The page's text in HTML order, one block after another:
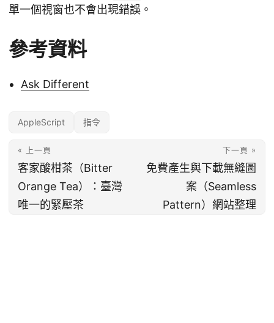
單一個視窗也不會出現錯誤。
參考資料
Ask Different
AppleScript 指令
« 上一頁
客家酸柑茶（Bitter
Orange Tea）：臺灣
唯一的緊壓茶
下一頁 »
免費產生與下載無縫圖
案（Seamless
Pattern）網站整理